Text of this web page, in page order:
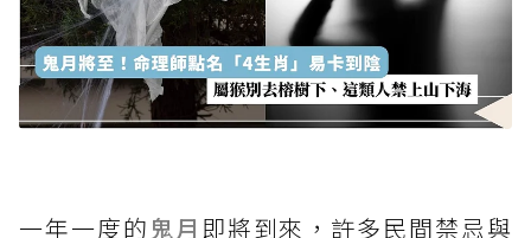
一年一度的 鬼月 即將到來，許多民間禁忌與